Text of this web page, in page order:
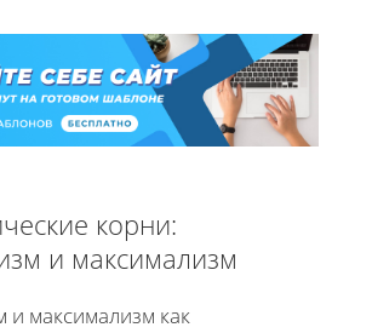
корни:
и максимализм
максимализм как